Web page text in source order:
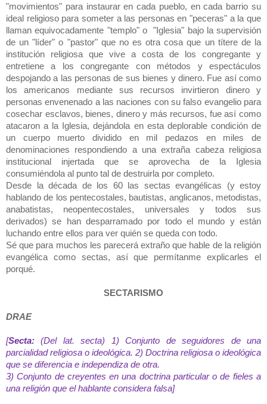
"movimientos" para instaurar en cada pueblo, en cada barrio su
ideal religioso para someter a las personas en "peceras" a la que
llaman equivocadamente "templo" o "Iglesia" bajo la supervisión
de un "líder" o "pastor" que no es otra cosa que un títere de la
institución religiosa que vive a costa de los congregante y
entretiene a los congregante con métodos y espectáculos
despojando a las personas de sus bienes y dinero. Fue así como
los americanos mediante sus recursos invirtieron dinero y
personas envenenado a las naciones con su falso evangelio para
cosechar esclavos, bienes, dinero y más recursos, fue así como
atacaron a la Iglesia, dejándola en esta deplorable condición de
un cuerpo muerto dividido en mil pedazos en miles de
denominaciones respondiendo a una extraña cabeza religiosa
institucional injertada que se aprovecha de la Iglesia
consumiéndola al punto tal de destruirla por completo.
Desde la década de los 60 las sectas evangélicas (y estoy
hablando de los pentecostales, bautistas, anglicanos, metodistas,
anabatistas, neopentecostales, universales y todos sus
derivados) se han desparramado por todo el mundo y están
luchando entre ellos para ver quién se queda con todo.
Sé que para muchos les parecerá extraño que hable de la religión
evangélica como sectas, así que permítanme explicarles el
porqué.
SECTARISMO
DRAE
[Secta: (Del lat. secta) 1) Conjunto de seguidores de una
parcialidad religiosa o ideológica. 2) Doctrina religiosa o ideológica
que se diferencia e independiza de otra.
3) Conjunto de creyentes en una doctrina particular o de fieles a
una religión que el hablante considera falsa]